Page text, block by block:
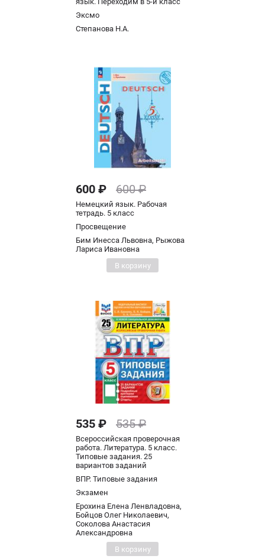
Эксмо
Степанова Н.А.
600 ₽ 600 ₽
Немецкий язык. Рабочая
тетрадь. 5 класс
Просвещение
Бим Инесса Львовна, Рыжова
Лариса Ивановна
В корзину
535 ₽ 535 ₽
Всероссийская проверочная
работа. Литература. 5 класс.
Типовые задания. 25
вариантов заданий
ВПР. Типовые задания
Экзамен
Ерохина Елена Ленвладовна,
Бойцов Олег Николаевич,
Соколова Анастасия
Александровна
В корзину